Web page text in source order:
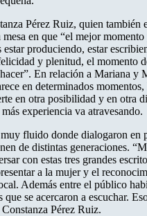
Pérez Ruiz, quien también
en que “el mejor momento
produciendo, estar
y plenitud, el momento
En relación a Mariana y
en determinados
en otra posibilidad y en otra
experiencia va atravesando.
fluido donde dialogaron en
de distintas generaciones.
con estas tres grandes
a la mujer y el
Además entre el público
que se acercaron a escuchar.
Pérez Ruiz.